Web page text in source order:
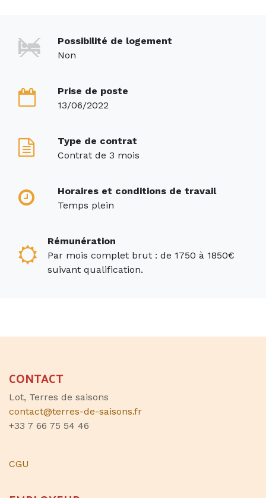
Possibilité de logement
Non
Prise de poste
13/06/2022
Type de contrat
Contrat de 3 mois
Horaires et conditions de travail
Temps plein
Rémunération
Par mois complet brut : de 1750 à 1850€
suivant qualification.
CONTACT
Lot, Terres de saisons
contact@terres-de-saisons.fr
+33 7 66 75 54 46
CGU